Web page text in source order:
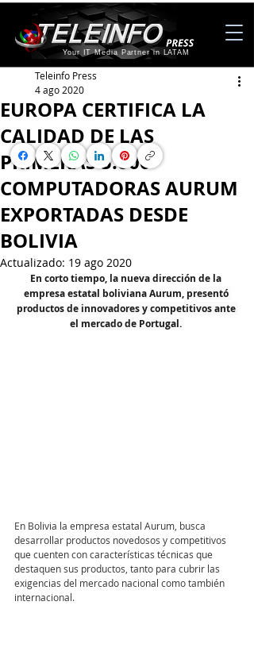
Your IT Media Partner in LATAM
EUROPA CERTIFICA LA
CALIDAD DE LAS
PRIMERAS 5.000
COMPUTADORAS AURUM
EXPORTADAS DESDE
BOLIVIA
Teleinfo Press
4 ago 2020
Actualizado: 19 ago 2020
En corto tiempo, la nueva dirección de la
empresa estatal boliviana Aurum, presentó
productos de innovadores y competitivos ante
el mercado de Portugal.
En Bolivia la empresa estatal Aurum, busca
desarrollar productos novedosos y competitivos
que cuenten con características técnicas que
destaquen sus productos, tanto para cubrir las
exigencias del mercado nacional como también
internacional.